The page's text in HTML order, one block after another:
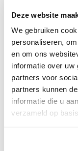
Deze website
We gebruiken
personaliseren,
en om ons
informatie over uw
partners voor
partners kunnen
informatie die u
verzameld op
AVIA VOLT en
van DC-
Lees verder